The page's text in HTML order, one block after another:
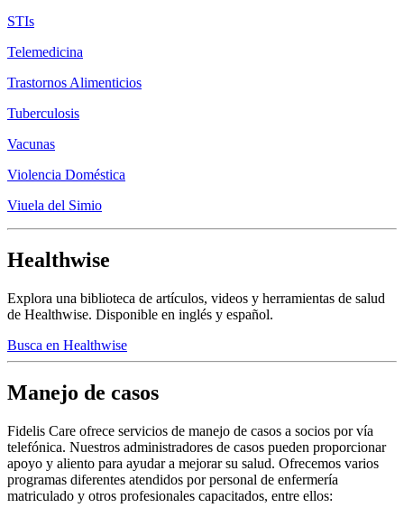
STIs
Telemedicina
Trastornos Alimenticios
Tuberculosis
Vacunas
Violencia Doméstica
Viuela del Simio
Healthwise
Explora una biblioteca de artículos, videos y herramientas de salud
de Healthwise. Disponible en inglés y español.
Busca en Healthwise
Manejo de casos
Fidelis Care ofrece servicios de manejo de casos a socios por vía
telefónica. Nuestros administradores de casos pueden proporcionar
apoyo y aliento para ayudar a mejorar su salud. Ofrecemos varios
programas diferentes atendidos por personal de enfermería
matriculado y otros profesionales capacitados, entre ellos: